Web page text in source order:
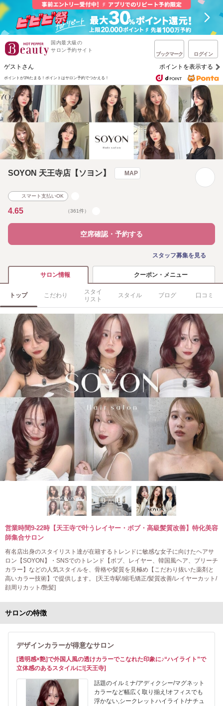
国内最大級の
サロン予約サイト
ブックマーク ログイン
ゲストさん ポイントを表示する
ポイントが1%たまる！ ポイントはサロン予約でつかえる！
SOYON 天王寺店【ソヨン】 MAP
スマート支払いOK
4.65 （361件）
空席確認・予約する
スタッフ募集を見る
サロン情報 クーポン・メニュー
トップ こだわり
スタイ
リスト
スタイル ブログ 口コミ
営業時間9-22時【天王寺で叶うレイヤー・ボブ・高級髪質改善】特化美容
師集合サロン
有名店出身のスタイリスト達が在籍するトレンドに敏感な女子に向けたヘアサ
ロン【SOYON】・SNSでのトレンド【ボブ、レイヤー、韓国風ヘア、ブリーチ
カラー】などの人気スタイルを、骨格や髪質を見極め【こだわり抜いた薬剤と
高いカラー技術】で提供します。 [天王寺駅/縮毛矯正/髪質改善/レイヤーカット/
顔周りカット/艶髪]
サロンの特徴
デザインカラーが得意なサロン
[透明感×艶]で外国人風の透けカラーでこなれた印象に♪“ハイライト”で
立体感のあるスタイルに![天王寺]
話題のイルミナ/アディクシー/マグネット
カラーなど幅広く取り揃え!オフィスでも
浮かない,シークレットハイライト/ナチュ